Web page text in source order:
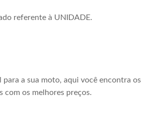
referente à UNIDADE.
para a sua moto, aqui você encontra os
com os melhores preços.